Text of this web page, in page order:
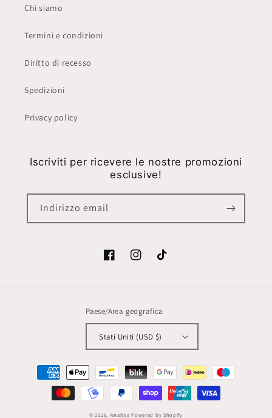
Chi siamo
Termini e condizioni
Diritto di recesso
Spedizioni
Privacy policy
Iscriviti per ricevere le nostre promozioni
esclusive!
Indirizzo email
FacebookInstagramTikTok
Paese/Area geografica
Stati Uniti (USD $)
Metodi
pagamento
© 2026, Amaltea Powered by Shopify